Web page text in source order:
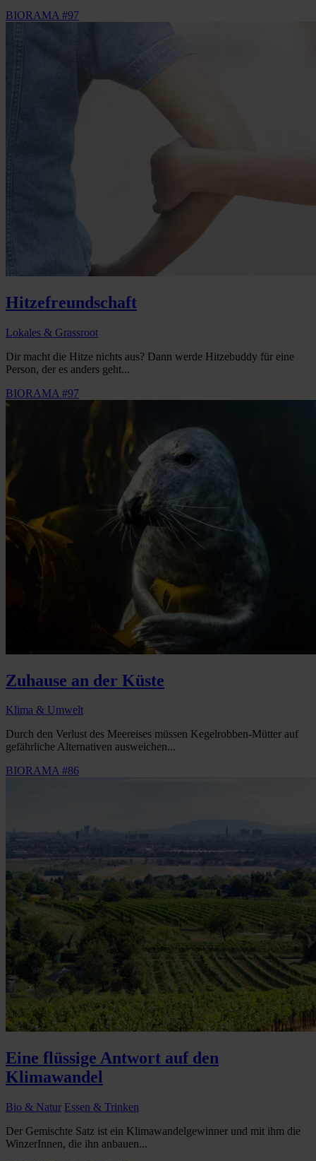
BIORAMA #97
Hitzefreundschaft
Lokales & Grassroot
Dir macht die Hitze nichts aus? Dann werde Hitzebuddy für eine
Person, der es anders geht...
BIORAMA #97
Zuhause an der Küste
Klima & Umwelt
Durch den Verlust des Meereises müssen Kegelrobben-Mütter auf
gefährliche Alternativen ausweichen...
BIORAMA #86
Eine flüssige Antwort auf den
Klimawandel
Bio & Natur Essen & Trinken
Der Gemischte Satz ist ein Klimawandelgewinner und mit ihm die
WinzerInnen, die ihn anbauen...